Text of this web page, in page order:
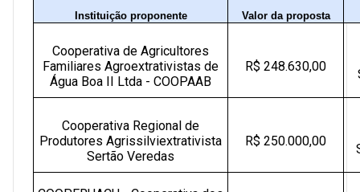
Instituição proponente Valor da proposta
Cooperativa de Agricultores
Familiares Agroextrativistas de
Água Boa II Ltda - COOPAAB
R$ 248.630,00
Cooperativa Regional de
Produtores Agrissilviextrativista
Sertão Veredas
R$ 250.000,00